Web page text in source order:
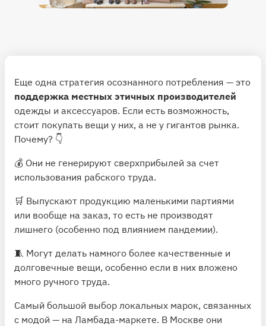
Еще одна стратегия осознанного потребления — это
поддержка местных этичных производителей
одежды и аксессуаров. Если есть возможность,
стоит покупать вещи у них, а не у гигантов рынка.
Почему? 👇
💰 Они не генерируют сверхприбылей за счет
использования рабского труда.
🛒 Выпускают продукцию маленькими партиями
или вообще на заказ, то есть не производят
лишнего (особенно под влиянием пандемии).
🧵 Могут делать намного более качественные и
долговечные вещи, особенно если в них вложено
много ручного труда.
Самый большой выбор локальных марок, связанных
с модой — на Ламбада-маркете. В Москве они